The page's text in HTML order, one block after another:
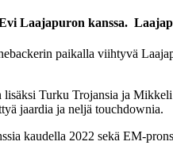
Laajapuron kanssa.
paikalla viihtyvä
Turku Trojansia ja
jaardia ja neljä touchdownia.
kaudella 2022 sekä EM-